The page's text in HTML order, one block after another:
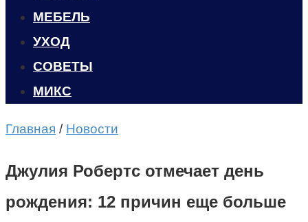
МЕБЕЛЬ
УХОД
CОВЕТЫ
МИКС
Главная / Новости
Джулия Робертс отмечает день
рождения: 12 причин еще больше